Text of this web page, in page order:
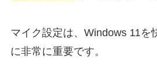
マイク設定は、Windows 11を
に非常に重要です。